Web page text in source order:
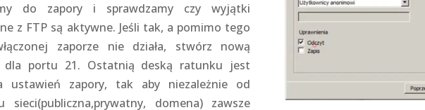
do zapory i sprawdzamy czy wyjątki
z FTP są aktywne. Jeśli tak, a pomimo tego
zaporze nie działa, stwórz nową
dla portu 21. Ostatnią deską ratunku jest
ustawień zapory, tak aby niezależnie od
sieci(publiczna,prywatny, domena) zawsze